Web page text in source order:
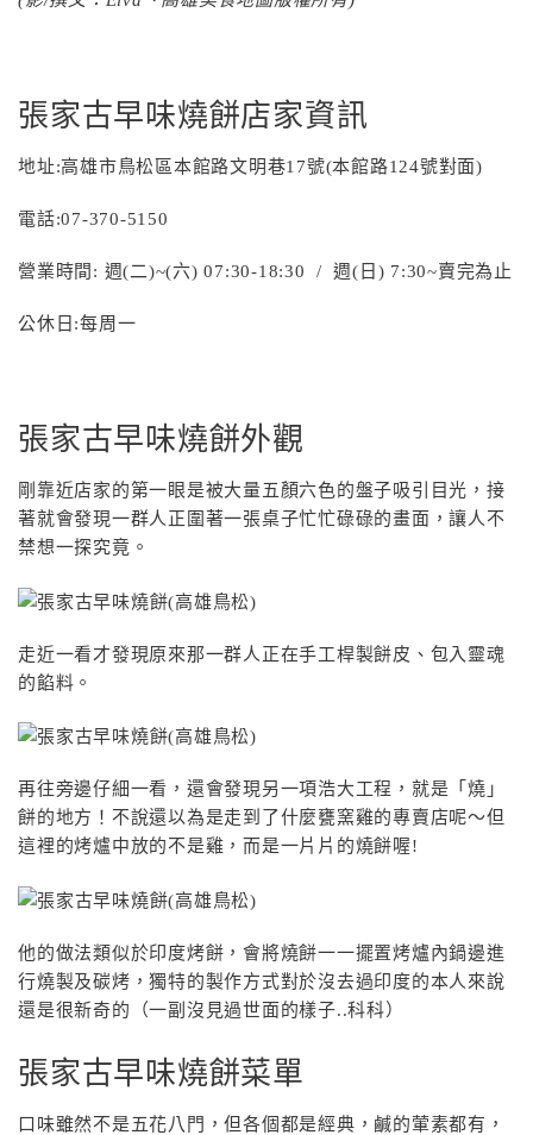
張家古早味燒餅店家資訊
地址:高雄市鳥松區本館路文明巷17號(本館路124號對面)
電話:07-370-5150
營業時間: 週(二)~(六) 07:30-18:30 / 週(日) 7:30~賣完為止
公休日:每周一
張家古早味燒餅外觀
剛靠近店家的第一眼是被大量五顏六色的盤子吸引目光，接
著就會發現一群人正圍著一張桌子忙忙碌碌的畫面，讓人不
禁想一探究竟。
走近一看才發現原來那一群人正在手工桿製餅皮、包入靈魂
的餡料。
再往旁邊仔細一看，還會發現另一項浩大工程，就是「燒」
餅的地方！不說還以為是走到了什麼甕窯雞的專賣店呢～但
這裡的烤爐中放的不是雞，而是一片片的燒餅喔!
他的做法類似於印度烤餅，會將燒餅一一擺置烤爐內鍋邊進
行燒製及碳烤，獨特的製作方式對於沒去過印度的本人來說
還是很新奇的（一副沒見過世面的樣子..科科）
張家古早味燒餅菜單
口味雖然不是五花八門，但各個都是經典，鹹的葷素都有，